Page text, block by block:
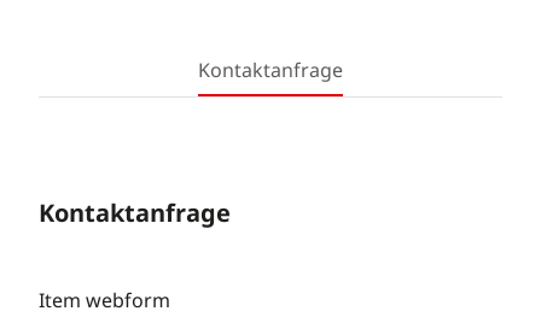
Kontaktanfrage
Kontaktanfrage
Item webform